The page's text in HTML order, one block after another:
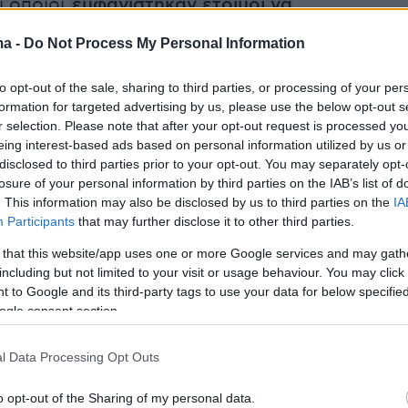
- Do Not Process My Personal Information
opt-out of the sale, sharing to third parties, or processing of your
for targeted advertising by us, please use the below opt-out
selection. Please note that after your opt-out request is processed
interest-based ads based on personal information utilized by us
to third parties prior to your opt-out. You may separately
of your personal information by third parties on the IAB’s list of
This information may also be disclosed by us to third parties on the
Participants that may further disclose it to other third parties.
that this website/app uses one or more Google services and may
but not limited to your visit or usage behaviour. You may
to Google and its third-party tags to use your data for below
consent section.
Data Processing Opt Outs
opt-out of the Sharing of my personal data.
οποίοιεμφανίστηκαν έτοιμοι να
με την κυβέρνηση
η σωφροσύνη, ενώ χθες το οικονομικό
συνολικό πακέτο ενίσχυσης
οι οποίες θα μείνουν κλειστές με
εντολή και τον μήνα Απρίλιο.
παρά των πρωθυπουργό, Άκης Σκέρτσος ,
MEGA το πρωί της Τρίτης, επιχείρησε να
καταστημάτων.«Στις τρεις αυτές περιοχές
αλματώδης αύξηση των εισαγωγών στα
Αυτό είναι το βασικό κριτήριο που οδήγησε
παράλληλα πως το lockdown,
ενώ είναι δυσάρεστο για όλους μας να